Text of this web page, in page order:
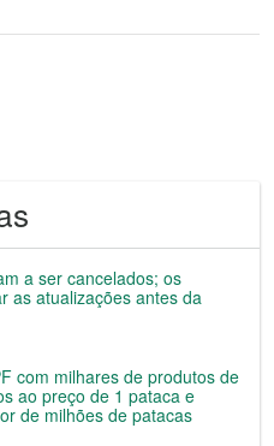
a ser cancelados; os
as atualizações antes da
com milhares de produtos de
ao preço de 1 pataca e
de milhões de patacas